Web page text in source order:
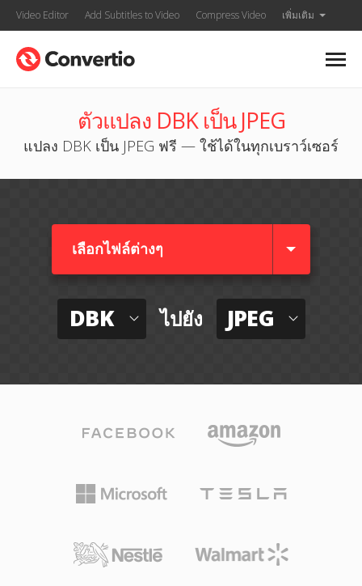
Video Editor Add Subtitles to Video Compress Video เพิ่มเติม
ตัวแปลง DBK เป็น JPEG
แปลง DBK เป็น JPEG ฟรี — ใช้ได้ในทุกเบราว์เซอร์
เลือกไฟล์ต่างๆ​
DBK ไปยัง JPEG